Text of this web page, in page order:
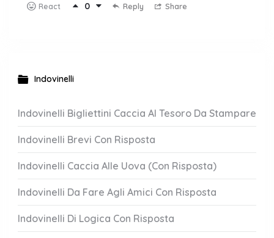
React 0 Reply Share
Indovinelli
Indovinelli Bigliettini Caccia Al Tesoro Da Stampare
Indovinelli Brevi Con Risposta
Indovinelli Caccia Alle Uova (Con Risposta)
Indovinelli Da Fare Agli Amici Con Risposta
Indovinelli Di Logica Con Risposta